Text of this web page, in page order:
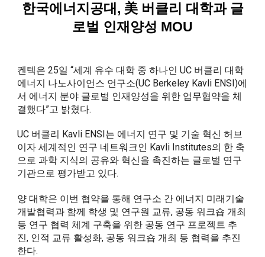
한국에너지공대, 美 버클리 대학과 글
로벌 인재양성 MOU
켄텍은 25일 “세계 유수 대학 중 하나인 UC 버클리 대학
에너지 나노사이언스 언구소(UC Berkeley Kavli ENSI)에
서 에너지 분야 글로벌 인재양성을 위한 업무협약을 체
결했다”고 밝혔다.
UC 버클리 Kavli ENSI는 에너지 연구 및 기술 혁신 허브
이자 세계적인 연구 네트워크인 Kavli Institutes의 한 축
으로 과학 지식의 공유와 혁신을 촉진하는 글로벌 연구
기관으로 평가받고 있다.
양 대학은 이번 협약을 통해 연구소 간 에너지 미래기술
개발협력과 함께 학생 및 연구원 교류, 공동 워크숍 개최
등 연구 협력 체계 구축을 위한 공동 연구 프로젝트 추
진, 인적 교류 활성화, 공동 워크숍 개최 등 협력을 추진
한다.